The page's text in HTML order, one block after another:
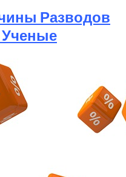
Разводов
Ученые